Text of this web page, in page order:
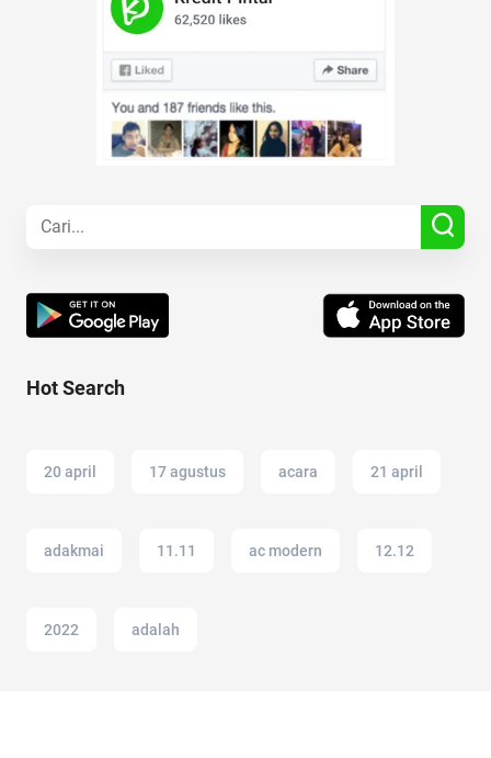
Hot Search
20 april 17 agustus acara 21 april
adakmai 11.11 ac modern 12.12
2022 adalah